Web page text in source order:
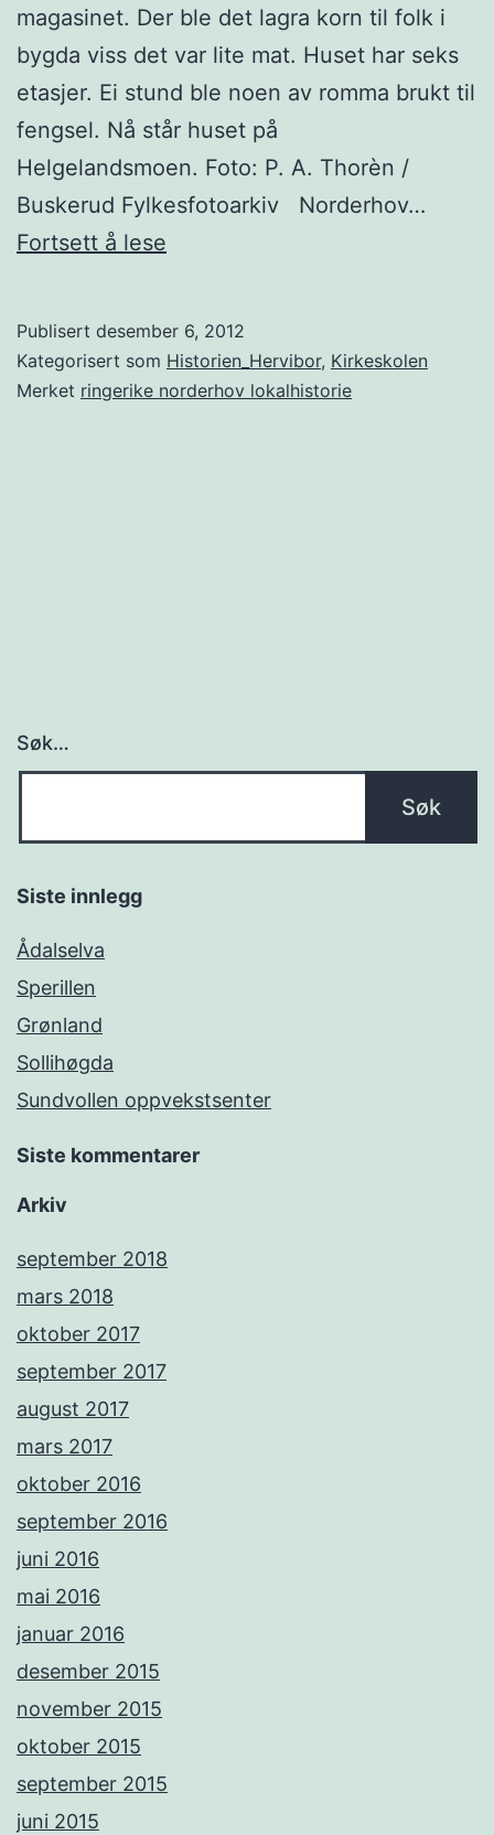
magasinet. Der ble det lagra korn til folk i
bygda viss det var lite mat. Huset har seks
etasjer. Ei stund ble noen av romma brukt til
fengsel. Nå står huset på
Helgelandsmoen. Foto: P. A. Thorèn /
Buskerud Fylkesfotoarkiv Norderhov…
Fortsett å lese
Publisert desember 6, 2012
Kategorisert som Historien_Hervibor, Kirkeskolen
Merket ringerike norderhov lokalhistorie
Søk…
Siste innlegg
Ådalselva
Sperillen
Grønland
Sollihøgda
Sundvollen oppvekstsenter
Siste kommentarer
Arkiv
september 2018
mars 2018
oktober 2017
september 2017
august 2017
mars 2017
oktober 2016
september 2016
juni 2016
mai 2016
januar 2016
desember 2015
november 2015
oktober 2015
september 2015
juni 2015